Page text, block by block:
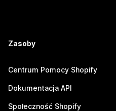
Zasoby
Centrum Pomocy Shopify
Dokumentacja API
Społeczność Shopify